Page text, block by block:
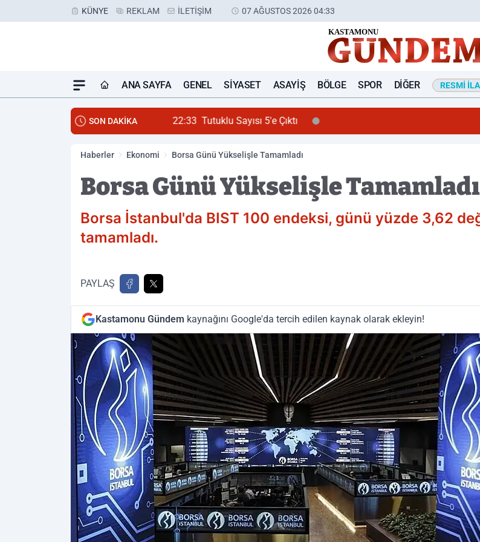
KÜNYE REKLAM İLETIŞIM 07 AĞUSTOS 2026 04:33
ANA SAYFA GENEL SIYASET ASAYIŞ BÖLGE SPOR DIĞER RESMI
SON DAKİKA 22:33 Tutuklu Sayısı 5'e Çıktı
Haberler Ekonomi Borsa Günü Yükselişle Tamamladı
Borsa Günü Yükselişle Tamamladı
Borsa İstanbul'da BIST 100 endeksi, günü yüzde 3,62
tamamladı.
PAYLAŞ
Kastamonu Gündem kaynağını Google'da tercih edilen kaynak olarak ekleyin!